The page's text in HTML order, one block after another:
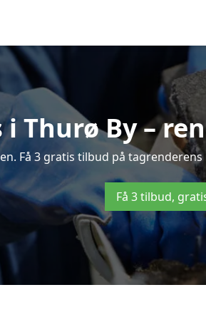
i Thurø By –
Få 3 gratis tilbud på
Få 3 tilbud,